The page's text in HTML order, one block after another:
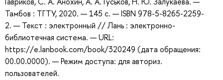
Тамбов : ТГТУ, 2020. — 145 с. — ISBN 978-5-8265-2259-
2. — Текст : электронный // Лань : электронно-
библиотечная система. — URL:
https://e.lanbook.com/book/320249 (дата обращения:
00.00.0000). — Режим доступа: для авториз.
пользователей.